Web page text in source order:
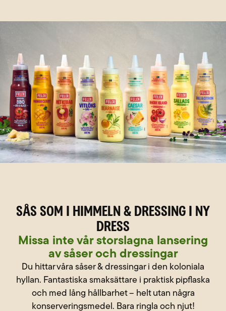
Sås som i himmeln & dressing i ny
dress
Missa inte vår storslagna lansering
av såser och dressingar
Du hittar våra såser & dressingar i den koloniala
hyllan. Fantastiska smaksättare i praktisk pipflaska
och med lång hållbarhet – helt utan några
konserveringsmedel. Bara ringla och njut!